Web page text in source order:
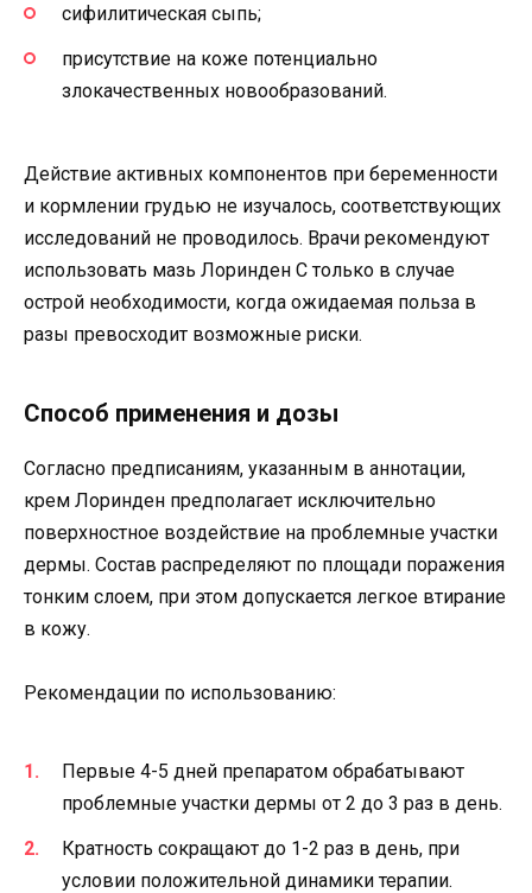
сифилитическая сыпь;
присутствие на коже потенциально
злокачественных новообразований.
Действие активных компонентов при беременности
и кормлении грудью не изучалось, соответствующих
исследований не проводилось. Врачи рекомендуют
использовать мазь Лоринден С только в случае
острой необходимости, когда ожидаемая польза в
разы превосходит возможные риски.
Способ применения и дозы
Согласно предписаниям, указанным в аннотации,
крем Лоринден предполагает исключительно
поверхностное воздействие на проблемные участки
дермы. Состав распределяют по площади поражения
тонким слоем, при этом допускается легкое втирание
в кожу.
Рекомендации по использованию:
Первые 4-5 дней препаратом обрабатывают
проблемные участки дермы от 2 до 3 раз в день.
Кратность сокращают до 1-2 раз в день, при
условии положительной динамики терапии.